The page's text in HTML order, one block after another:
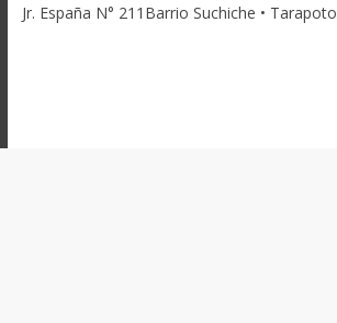
Jr. España N° 211Barrio Suchiche • Tarapoto